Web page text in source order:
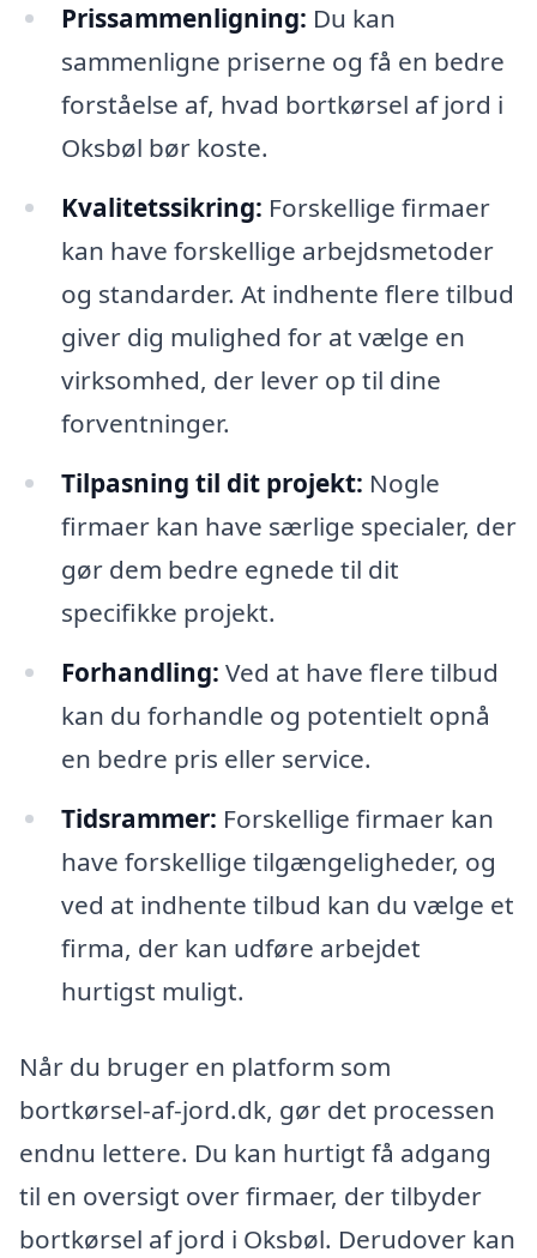
Prissammenligning: Du kan
sammenligne priserne og få en bedre
forståelse af, hvad bortkørsel af jord i
Oksbøl bør koste.
Kvalitetssikring: Forskellige firmaer
kan have forskellige arbejdsmetoder
og standarder. At indhente flere tilbud
giver dig mulighed for at vælge en
virksomhed, der lever op til dine
forventninger.
Tilpasning til dit projekt: Nogle
firmaer kan have særlige specialer, der
gør dem bedre egnede til dit
specifikke projekt.
Forhandling: Ved at have flere tilbud
kan du forhandle og potentielt opnå
en bedre pris eller service.
Tidsrammer: Forskellige firmaer kan
have forskellige tilgængeligheder, og
ved at indhente tilbud kan du vælge et
firma, der kan udføre arbejdet
hurtigst muligt.
Når du bruger en platform som
bortkørsel-af-jord.dk, gør det processen
endnu lettere. Du kan hurtigt få adgang
til en oversigt over firmaer, der tilbyder
bortkørsel af jord i Oksbøl. Derudover kan